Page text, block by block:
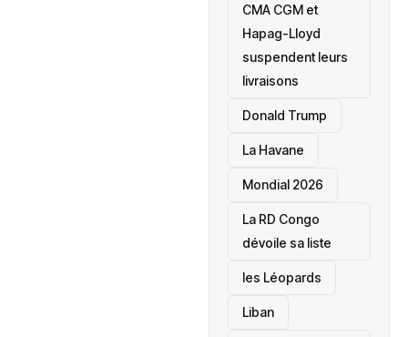
CMA CGM et
Hapag-Lloyd
suspendent leurs
livraisons
Donald Trump
La Havane
Mondial 2026
La RD Congo
dévoile sa liste
les Léopards
‎Liban